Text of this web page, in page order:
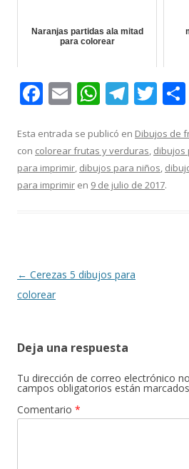
Naranjas partidas ala mitad
para colorear
F
e
b
o
E
ai
l
W
at
s
A
T
e
gr
a
T
itt
er
Esta entrada se publicó en Dibujos de
con colorear frutas y verduras, dibujos
para imprimir, dibujos para niños,
para imprimir en 9 de julio de 2017.
Navegación
de
← Cerezas 5 dibujos para
colorear
Deja una respuesta
Tu dirección de correo electrónico
campos obligatorios están
Comentario *